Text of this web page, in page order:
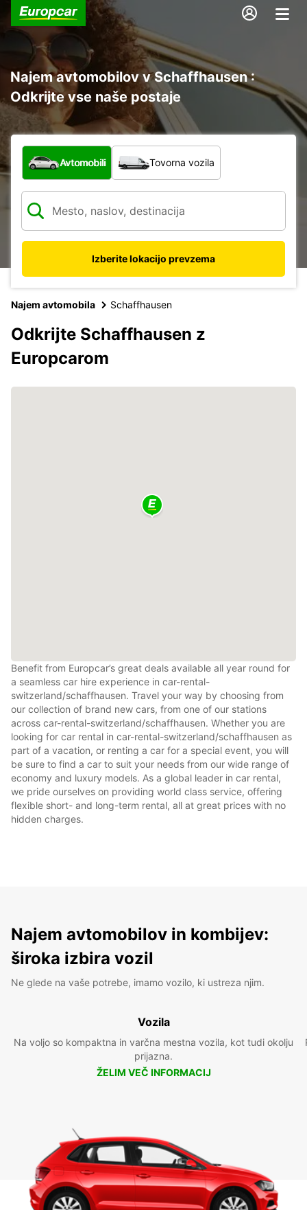
Najem avtomobilov v Schaffhausen :
Odkrijte vse naše postaje
Katera vrsta vozila?
Avtomobili Tovorna vozila
Izberite lokacijo prevzema
Najem avtomobila Schaffhausen
Odkrijte Schaffhausen z
Europcarom
Benefit from Europcar’s great deals available all year round for
a seamless car hire experience in car-rental-
switzerland/schaffhausen. Travel your way by choosing from
our collection of brand new cars, from one of our stations
across car-rental-switzerland/schaffhausen. Whether you are
looking for car rental in car-rental-switzerland/schaffhausen as
part of a vacation, or renting a car for a special event, you will
be sure to find a car to suit your needs from our wide range of
economy and luxury models. As a global leader in car rental,
we pride ourselves on providing world class service, offering
flexible short- and long-term rental, all at great prices with no
hidden charges.
Najem avtomobilov in kombijev:
široka izbira vozil
Ne glede na vaše potrebe, imamo vozilo, ki ustreza njim.
Vozila
Na voljo so kompaktna in varčna mestna vozila, kot tudi okolju
prijazna.
ŽELIM VEČ INFORMACIJ